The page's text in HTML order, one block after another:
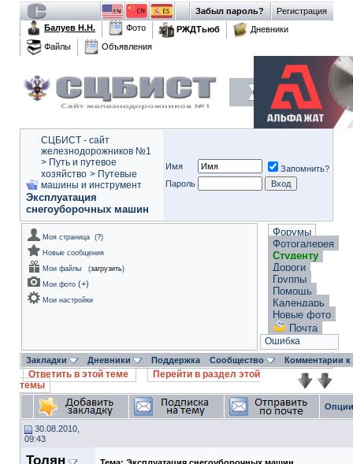
Регистрация
Забыл пароль?
Балуев Н.Н.
Фото РЖДТьюб
Дневники
Файлы
Объявления
СЦБИСТ - сайт
железнодорожников №1
> Путь и путевое
хозяйство > Путевые
машины и инструмент
Эксплуатация
снегоуборочных машин
Имя
Запомнить?
Пароль
Моя страница (?)
Новые сообщения
Мои файлы
(загрузить)
Мои фото (+)
Мои настройки
Форумы
Фотогалерея
Студенту
Дороги
Группы
Помощь
Календарь
Новые фото
Почта
Ошибка
Закладки Дневники Поддержка Сообщество Комментарии
Ответить в этой теме
Перейти в раздел этой
темы
30.08.2010,
09:43
Толян